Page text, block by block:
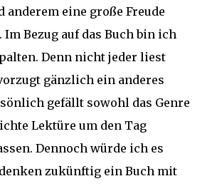
anderem eine große Freude
Bezug auf das Buch bin ich
Denn nicht jeder liest
gänzlich ein anderes
gefällt sowohl das Genre
Lektüre um den Tag
Dennoch würde ich es
zukünftig ein Buch mit